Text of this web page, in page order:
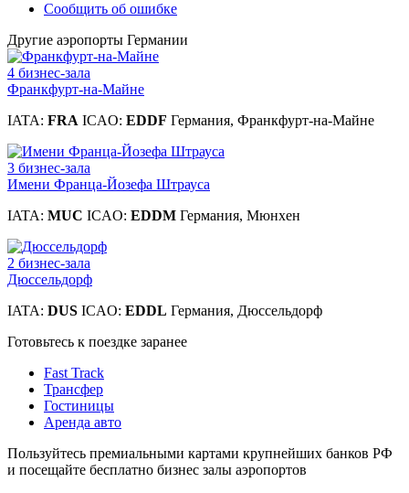
Сообщить об ошибке
Другие аэропорты Германии
4 бизнес-зала
Франкфурт-на-Майне
IATA: FRA ICAO: EDDF Германия, Франкфурт-на-Майне
3 бизнес-зала
Имени Франца-Йозефа Штрауса
IATA: MUC ICAO: EDDM Германия, Мюнхен
2 бизнес-зала
Дюссельдорф
IATA: DUS ICAO: EDDL Германия, Дюссельдорф
Готовьтесь к поездке заранее
Fast Track
Трансфер
Гостиницы
Аренда авто
Пользуйтесь премиальными картами крупнейших банков РФ
и посещайте бесплатно бизнес залы аэропортов